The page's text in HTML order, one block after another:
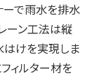
ーで雨水を排水
ーン工法は縦
けを実現しま
ィルター材を